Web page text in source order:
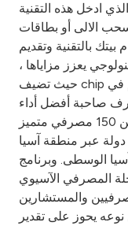
ادخل هذه التقنية
الالى أو بطاقات
بيتك بالتقنية وتقديم
يعزز مزاياها ،
حيث تضيف chip للبطاقة مزيدا من الأمن عند الاستخدام في
صاحبة أفضل أداء
متميز للأفراد في المنطقة، ما يقرب من 150 مصرفي متميز
من المصارف الحائزة للجوائز في 22 دولة عبر منطقة آسيا
الوسطى. وبرنامج
المصرفي الآسيوي
والمستشارين
نوعه يحوز على تقدير